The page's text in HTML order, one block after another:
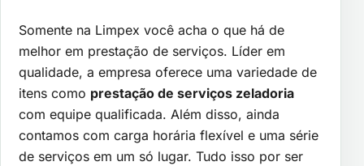
Somente na Limpex você acha o que há de
melhor em prestação de serviços. Líder em
qualidade, a empresa oferece uma variedade de
itens como prestação de serviços zeladoria
com equipe qualificada. Além disso, ainda
contamos com carga horária flexível e uma série
de serviços em um só lugar. Tudo isso por ser